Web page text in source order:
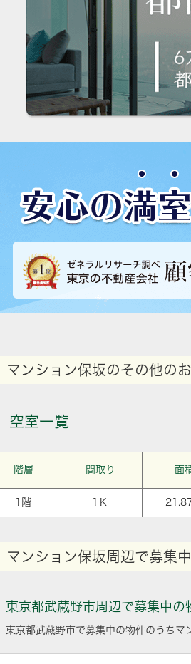
マンション保坂のその他の
空室一覧
階層 間取り 面
1階 1Ｋ
マンション保坂周辺で募集
東京都武蔵野市周辺で募集中の
東京都武蔵野市で募集中の物件のうちマ